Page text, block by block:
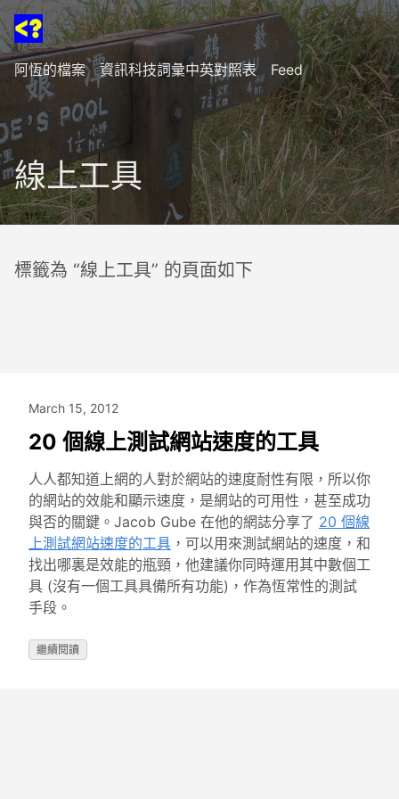
阿恆的檔案 資訊科技詞彙中英對照表 Feed
線上工具
標籤為 “線上工具” 的頁面如下
March 15, 2012
20 個線上測試網站速度的工具
人人都知道上網的人對於網站的速度耐性有限，所以你
的網站的效能和顯示速度，是網站的可用性，甚至成功
與否的關鍵。Jacob Gube 在他的網誌分享了 20 個線
上測試網站速度的工具 ，可以用來測試網站的速度，和
找出哪裏是效能的瓶頸，他建議你同時運用其中數個工
具 (沒有一個工具具備所有功能)，作為恆常性的測試
手段。
繼續閱讀